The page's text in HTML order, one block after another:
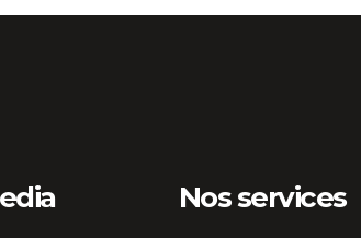
Nos services